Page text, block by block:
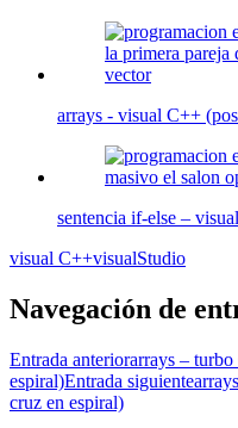
arrays - visual C++
sentencia if-else –
visual C++visualStudio
Navegación de
Entrada anteriorarrays –
espiral)Entrada siguiente
cruz en espiral)